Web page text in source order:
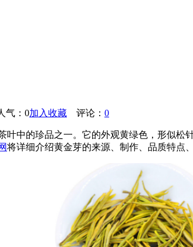
气：0加入收藏 评论： 0
中的珍品之一。它的外观黄绿色，形似
将详细介绍黄金芽的来源、制作、品质特点